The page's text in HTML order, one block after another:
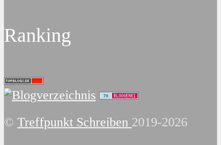
Ranking
© Treffpunkt Schreiben 2019-2026